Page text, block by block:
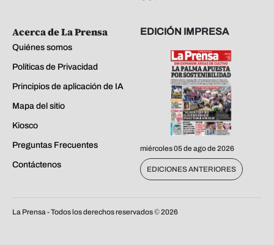
Acerca de La Prensa
Quiénes somos
Políticas de Privacidad
Principios de aplicación de IA
Mapa del sitio
Kiosco
Preguntas Frecuentes
Contáctenos
EDICIÓN IMPRESA
miércoles 05 de ago de 2026
EDICIONES ANTERIORES
La Prensa - Todos los derechos reservados ©2026